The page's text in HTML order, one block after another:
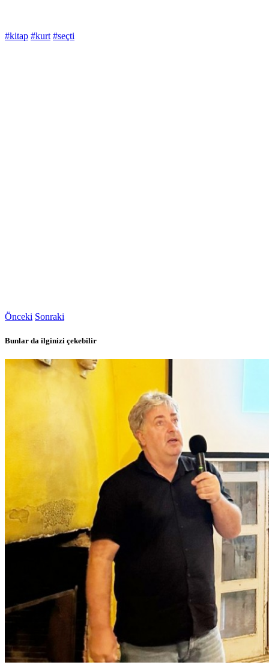
#kitap #kurt #seçti
Önceki Sonraki
Bunlar da ilginizi çekebilir